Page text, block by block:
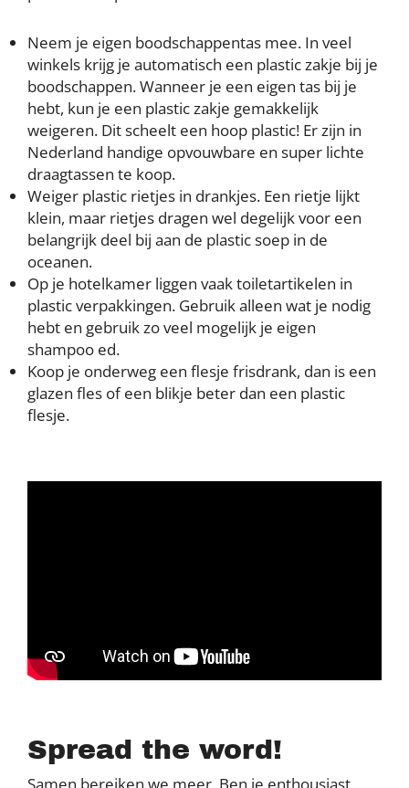
Neem je eigen boodschappentas mee. In veel
winkels krijg je automatisch een plastic zakje bij je
boodschappen. Wanneer je een eigen tas bij je
hebt, kun je een plastic zakje gemakkelijk
weigeren. Dit scheelt een hoop plastic! Er zijn in
Nederland handige opvouwbare en super lichte
draagtassen te koop.
Weiger plastic rietjes in drankjes. Een rietje lijkt
klein, maar rietjes dragen wel degelijk voor een
belangrijk deel bij aan de plastic soep in de
oceanen.
Op je hotelkamer liggen vaak toiletartikelen in
plastic verpakkingen. Gebruik alleen wat je nodig
hebt en gebruik zo veel mogelijk je eigen
shampoo ed.
Koop je onderweg een flesje frisdrank, dan is een
glazen fles of een blikje beter dan een plastic
flesje.
Spread the word!